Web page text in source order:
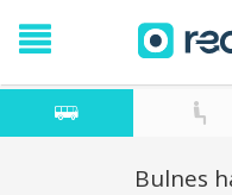
Bulnes